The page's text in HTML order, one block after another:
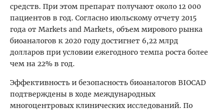
средств. При этом препарат получают около 12 000
пациентов в год. Согласно июльскому отчету 2015
года от Markets and Markets, объем мирового рынка
биоаналогов к 2020 году достигнет 6,22 млрд
долларов при условии ежегодного темпа роста более
чем на 22% в год.
Эффективность и безопасность биоаналогов BIOCAD
подтверждены в ходе международных
многоцентровых клинических исследований. По